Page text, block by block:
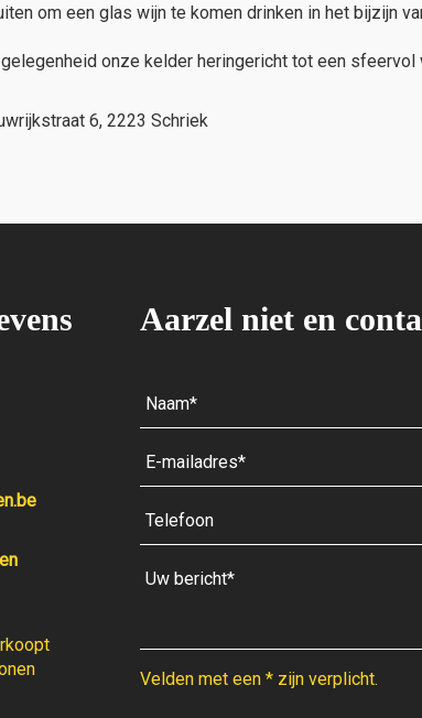
om een glas wijn te komen drinken in het bijzijn
onze kelder heringericht tot een sfeervol
6, 2223 Schriek
Aarzel niet en
Velden met een * zijn verplicht.